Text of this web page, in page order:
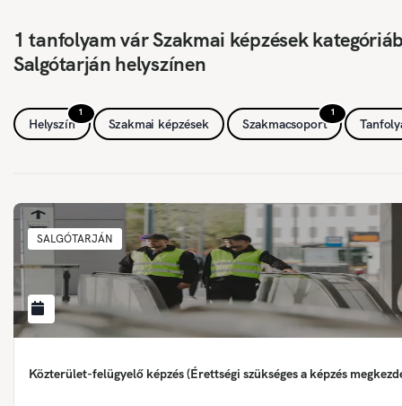
1 tanfolyam vár Szakmai képzések
Salgótarján helyszínen
1
Helyszín Szakmai képzések
1
Szakmacsoport
SALGÓTARJÁN
Közterület-felügyelő képzés (Érettségi szükséges a képzés